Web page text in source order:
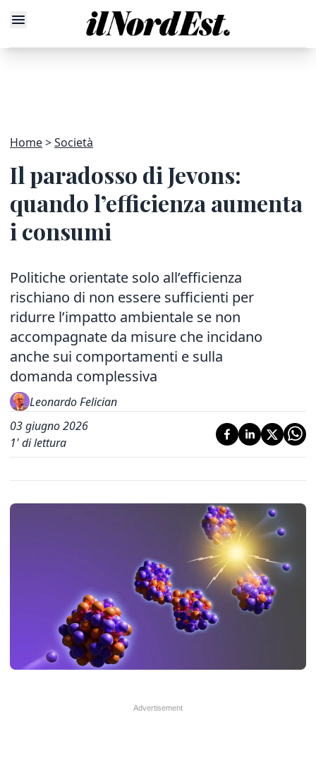
Home Società
Il paradosso di Jevons:
quando l’efficienza aumenta
i consumi
Politiche orientate solo all’efficienza
rischiano di non essere sufficienti per
ridurre l’impatto ambientale se non
accompagnate da misure che incidano
anche sui comportamenti e sulla
domanda complessiva
Leonardo Felician
03 giugno 2026
1' di lettura